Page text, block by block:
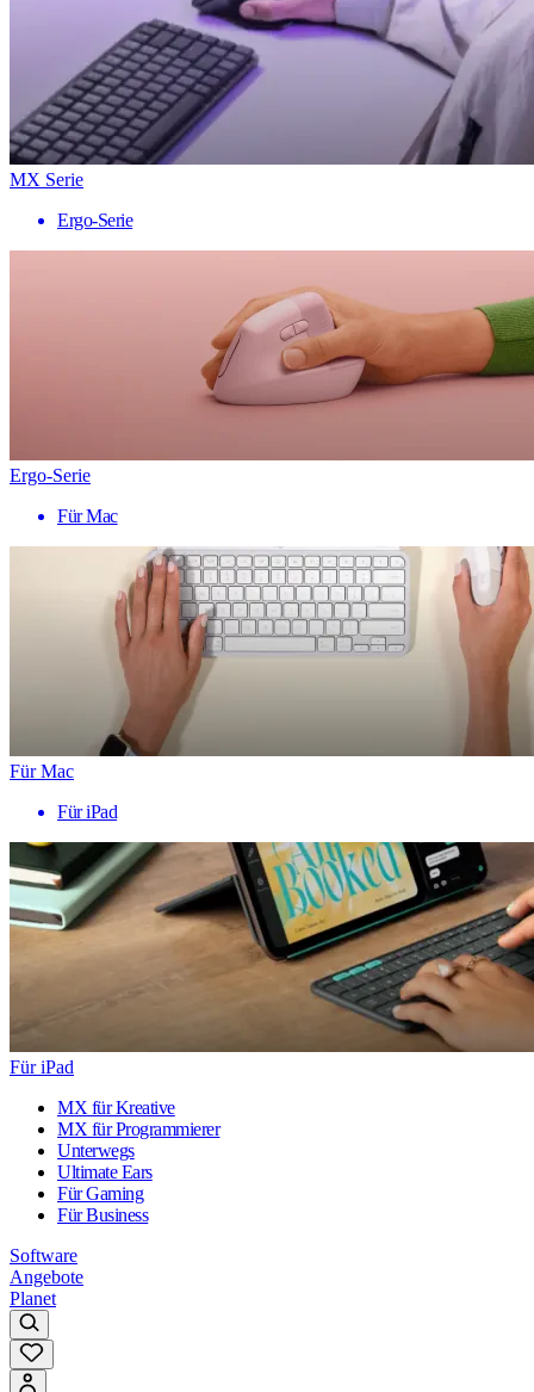
MX Serie
Ergo-Serie
Ergo-Serie
Für Mac
Für Mac
Für iPad
Für iPad
MX für Kreative
MX für Programmierer
Unterwegs
Ultimate Ears
Für Gaming
Für Business
Software
Angebote
Planet